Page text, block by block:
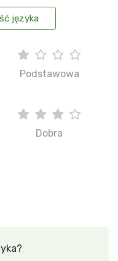
języka
Podstawowa
Dobra